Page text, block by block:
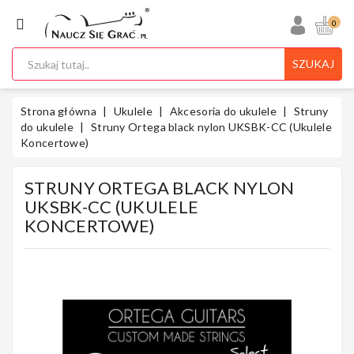
KATEGORIA
Ukulele
0
SZUKAJ
Strona główna Ukulele Akcesoria do ukulele
Struny
do ukulele
Struny Ortega black nylon UKSBK-CC (Ukulele
Koncertowe)
STRUNY ORTEGA BLACK NYLON
UKSBK-CC (UKULELE
KONCERTOWE)